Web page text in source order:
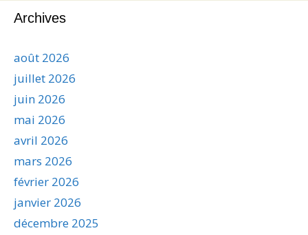
Archives
août 2026
juillet 2026
juin 2026
mai 2026
avril 2026
mars 2026
février 2026
janvier 2026
décembre 2025